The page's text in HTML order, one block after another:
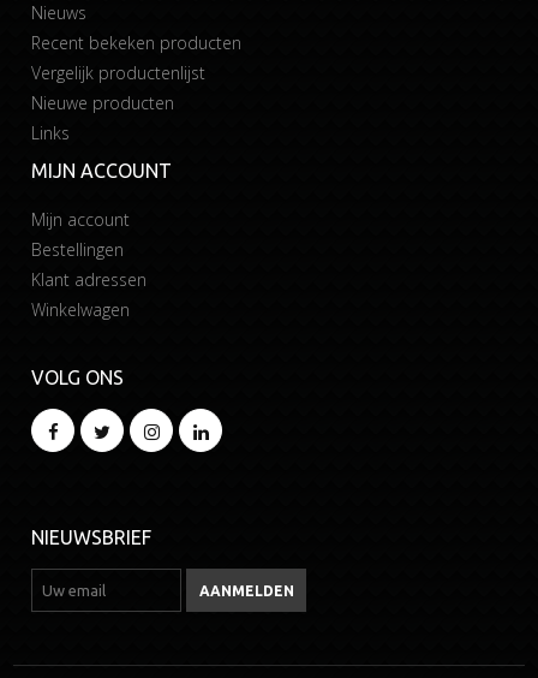
Nieuws
Recent bekeken producten
Vergelijk productenlijst
Nieuwe producten
Links
MIJN ACCOUNT
Mijn account
Bestellingen
Klant adressen
Winkelwagen
VOLG ONS
NIEUWSBRIEF